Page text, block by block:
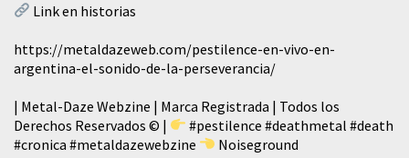
Link en historias
https://metaldazeweb.com/pestilence-en-vivo-en-
argentina-el-sonido-de-la-perseverancia/
| Metal-Daze Webzine | Marca Registrada | Todos los
Derechos Reservados © |
#pestilence #deathmetal #death
#cronica #metaldazewebzine Noiseground